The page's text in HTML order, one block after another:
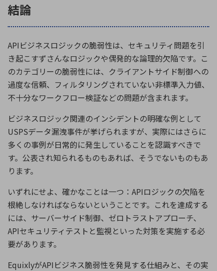
結論
API ビジネスロジックの脆弱性は、セキュリティ問題を引
き起こすずさんなロジックや偶発的な論理的欠陥です。こ
のカテゴリーの脆弱性には、クライアントサイド制御への
過度な信頼、フィルタリングされていない非標準入力値、
不十分なワークフロー検証などの問題が含まれます。
ビジネスロジック関連のインシデントの明確な例として
USPSデータ漏洩事件が挙げられますが、実際にはさらに
多くの事例が日常的に発生していることを認識すべきで
す。公表され知られるものもあれば、そうでないものもあ
ります。
いずれにせよ、確かなことは一つ： APIロジックの欠陥を
根絶しなければならないということです。これを達成する
には、サーバーサイド制御、ゼロトラストアプローチ、
APIセキュリティテストと監視といった対策を実施する必
要があります。
EquixlyがAPI ビジネス脆弱性を発見する仕組みと、その実